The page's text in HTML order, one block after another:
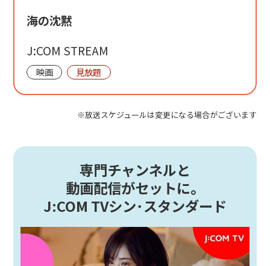
海の沈黙
J:COM STREAM
映画 見放題
※放送スケジュールは変更になる場合がございます
専門チャンネルと
動画配信がセットに。
J:COM TVシン･スタンダード